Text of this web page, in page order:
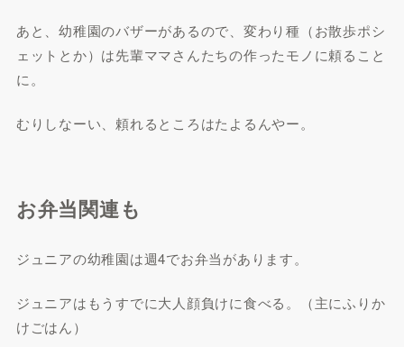
あと、幼稚園のバザーがあるので、変わり種（お散歩ポシ
ェットとか）は先輩ママさんたちの作ったモノに頼ること
に。
むりしなーい、頼れるところはたよるんやー。
お弁当関連も
ジュニアの幼稚園は週4でお弁当があります。
ジュニアはもうすでに大人顔負けに食べる。（主にふりか
けごはん）